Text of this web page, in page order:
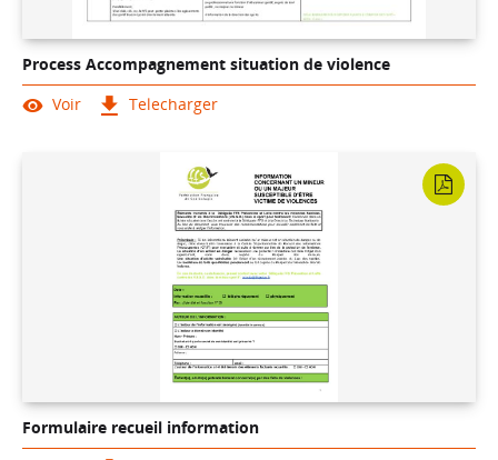
Process Accompagnement situation de violence
Voir
Telecharger
Formulaire recueil information